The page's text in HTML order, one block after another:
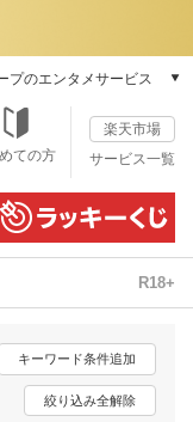
プのエンタメサービス
ゲーム/CD/DVD
ブックス
書籍
Kobo
読み放題
ミュージック
配信
TV
配信ガイド
ての方
楽天市場
サービス一覧
R18+
キーワード条件追加
絞り込み全解除